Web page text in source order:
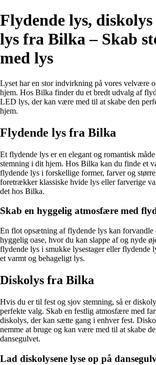
Flydende lys,
lys fra Bilka – Skab
med lys
Lyset har en stor indvirkning på vores velvære
hjem. Hos Bilka finder du et bredt udvalg af
LED lys, der kan være med til at skabe den
hjem.
Flydende lys fra Bilka
Et flydende lys er en elegant og romantisk
stemning i dit hjem. Hos Bilka kan du finde et
flydende lys i forskellige former, farver og
foretrækker klassiske hvide lys eller farverige
det hos Bilka.
Skab en hyggelig atmosfære med
En flot opsætning af flydende lys kan forvandle
hyggelig oase, hvor du kan slappe af og nyde
flydende lys i smukke lysestager eller flydende
et varmt og behageligt lys.
Diskolys fra Bilka
Hvis du er til fest og sjov stemning, så er
perfekte valg. Skab en festlig atmosfære med
diskolys, der kan sætte gang i enhver fest.
nemme at bruge og kan være med til at skabe
dansegulvet.
Lad diskolysene lyse op på